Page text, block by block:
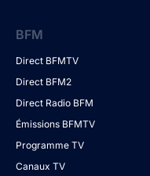
BFM
Direct BFMTV
Direct BFM2
Direct Radio BFM
Émissions BFMTV
Programme TV
Canaux TV